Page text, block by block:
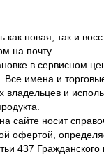
как новая, так и
на почту.
в сервисном
Все имена и
владельцев и
сайте носит
офертой,
437 Гражданского